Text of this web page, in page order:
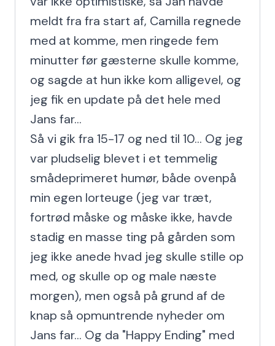
meldt fra fra start af, Camilla regnede
med at komme, men ringede fem
minutter før gæsterne skulle komme,
og sagde at hun ikke kom alligevel, og
jeg fik en update på det hele med
Jans far...
Så vi gik fra 15-17 og ned til 10... Og jeg
var pludselig blevet i et temmelig
smådeprimeret humør, både ovenpå
min egen lorteuge (jeg var træt,
fortrød måske og måske ikke, havde
stadig en masse ting på gården som
jeg ikke anede hvad jeg skulle stille op
med, og skulle op og male næste
morgen), men også på grund af de
knap så opmuntrende nyheder om
Jans far... Og da "Happy Ending" med